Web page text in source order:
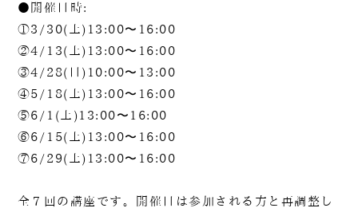
●開催日時:
①3/30(土)13:00〜16:00
②4/13(土)13:00〜16:00
③4/28(日)10:00〜13:00
④5/18(土)13:00〜16:00
⑤6/1(土)13:00〜16:00
⑥6/15(土)13:00〜16:00
⑦6/29(土)13:00〜16:00
全７回の講座です。開催日は参加される方と再調整し